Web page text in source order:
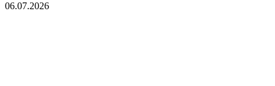
06.07.2026